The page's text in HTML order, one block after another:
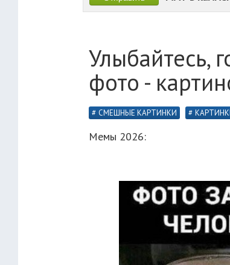
Улыбайтесь,
фото -
СМЕШНЫЕ КАРТИНКИ
Мемы 2026: